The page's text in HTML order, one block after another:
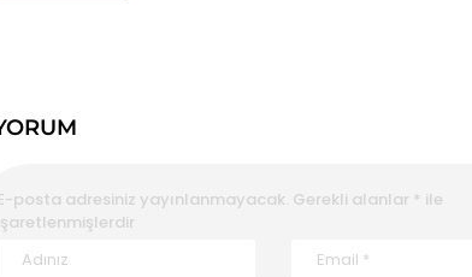
posta adresiniz yayınlanmayacak. Gerekli alanlar * ile